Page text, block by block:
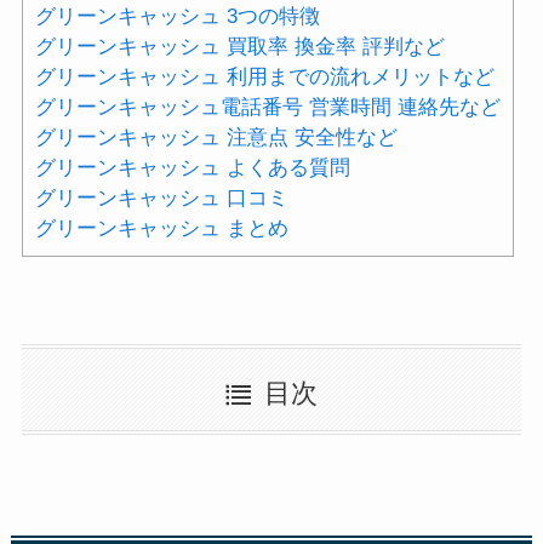
グリーンキャッシュ 3つの特徴
グリーンキャッシュ 買取率 換金率 評判など
グリーンキャッシュ 利用までの流れメリットなど
グリーンキャッシュ電話番号 営業時間 連絡先など
グリーンキャッシュ 注意点 安全性など
グリーンキャッシュ よくある質問
グリーンキャッシュ 口コミ
グリーンキャッシュ まとめ
目次